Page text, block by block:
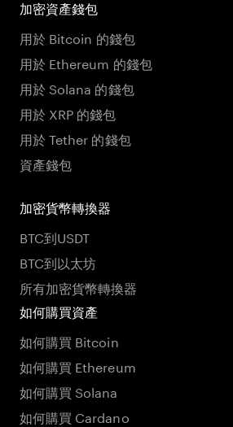
加密資產錢包
用於 Bitcoin 的錢包
用於 Ethereum 的錢包
用於 Solana 的錢包
用於 XRP 的錢包
用於 Tether 的錢包
資產錢包
加密貨幣轉換器
BTC到USDT
BTC到以太坊
所有加密貨幣轉換器
如何購買資產
如何購買 Bitcoin
如何購買 Ethereum
如何購買 Solana
如何購買 Cardano